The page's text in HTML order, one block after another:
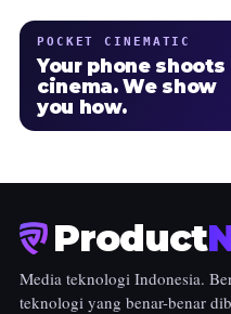
POCKET CINEMATIC
Your phone shoots
cinema. We show
you how.
Product
Media teknologi Indonesia.
teknologi yang benar-benar